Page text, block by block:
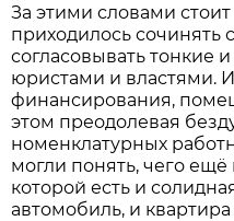
За этими словами
приходилось сочинять
согласовывать тонкие
юристами и властями.
финансирования,
этом преодолевая
номенклатурных
могли понять, чего
которой есть и
автомобиль, и